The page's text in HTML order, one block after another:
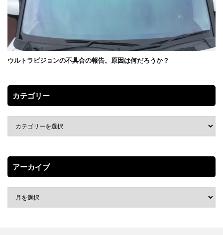
ウルトラビジョンの不具合の報告。原因は何だろうか？
カテゴリー
アーカイブ